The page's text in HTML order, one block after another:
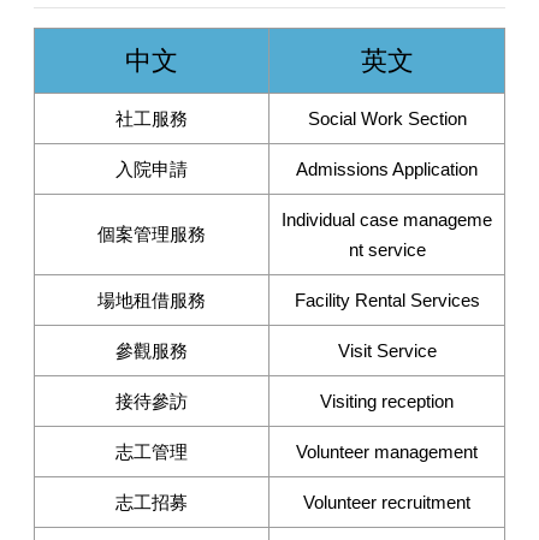
中文 英文
社工服務 Social Work Section
入院申請 Admissions Application
個案管理服務
Individual case manageme
nt service
場地租借服務 Facility Rental Services
參觀服務 Visit Service
接待參訪 Visiting reception
志工管理 Volunteer management
志工招募 Volunteer recruitment